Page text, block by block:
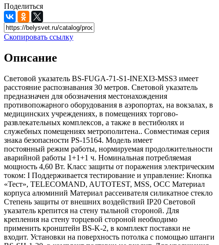
Поделиться
Скопировать ссылку
Описание
Световой указатель BS-FUGA-71-S1-INEXI3-MSS3 имеет
расстояние распознавания 30 метров. Световой указатель
предназначен для обозначения местонахождения
противопожарного оборудования в аэропортах, на вокзалах, в
медицинских учреждениях, в помещениях торгово-
развлекательных комплексов, а также в вестибюлях и
служебных помещениях метрополитена.. Совместимая серия
знака безопасности PS-15164. Модель имеет
постоянный режим работы, нормируемая продолжительности
аварийной работы 1+1+1 ч. Номинальная потребляемая
мощность 4,60 Вт. Класс защиты от поражения электрическим
током: I Поддерживается тестирование и управление: Кнопка
«Тест», TELECOMAND, AUTOTEST, MSS, OCC Материал
корпуса алюминий Материал рассеивателя силикатное стекло
Степень защиты от внешних воздействий IP20 Световой
указатель крепится на стену тыльной стороной. Для
крепления на стену торцевой стороной необходимо
применить кронштейн BS-K-2, в комплект поставки не
входит. Установки на поверхность потолка с помощью штанги